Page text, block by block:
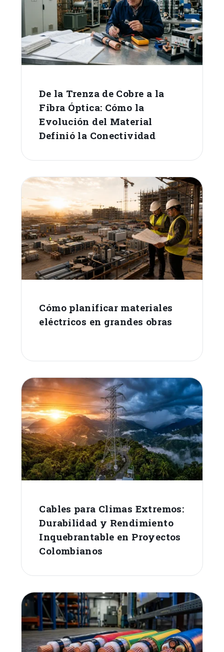
De la Trenza de Cobre a la
Fibra Óptica: Cómo la
Evolución del Material
Definió la Conectividad
Cómo planificar materiales
eléctricos en grandes obras
Cables para Climas Extremos:
Durabilidad y Rendimiento
Inquebrantable en Proyectos
Colombianos